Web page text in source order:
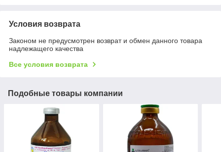
Условия возврата
Законом не предусмотрен возврат и обмен данного товара
надлежащего качества
Все условия возврата
Подобные товары компании